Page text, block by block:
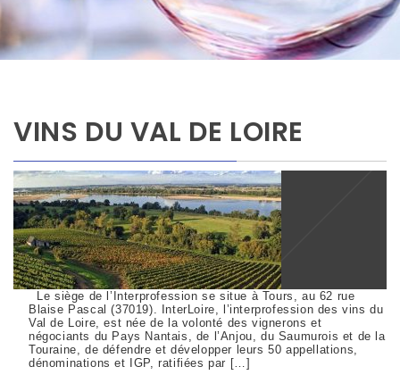
VINS DU VAL DE LOIRE
Le siège de l’Interprofession se situe à Tours, au 62 rue
Blaise Pascal (37019). InterLoire, l’interprofession des vins du
Val de Loire, est née de la volonté des vignerons et
négociants du Pays Nantais, de l’Anjou, du Saumurois et de la
Touraine, de défendre et développer leurs 50 appellations,
dénominations et IGP, ratifiées par […]